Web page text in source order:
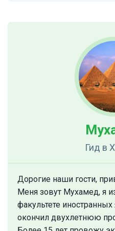
Гид в
Дорогие наши гости,
Меня зовут Мухамед, я
факультете
окончил двухлетнюю